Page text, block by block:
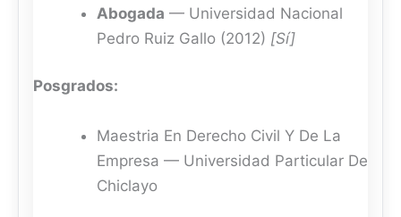
Abogada — Universidad Nacional
Pedro Ruiz Gallo (2012) [Sí]
Posgrados:
Maestria En Derecho Civil Y De La
Empresa — Universidad Particular De
Chiclayo